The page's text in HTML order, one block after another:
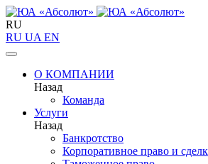
RU
RU UA EN
О КОМПАНИИ
Назад
Команда
Услуги
Назад
Банкротство
Корпоративное право и